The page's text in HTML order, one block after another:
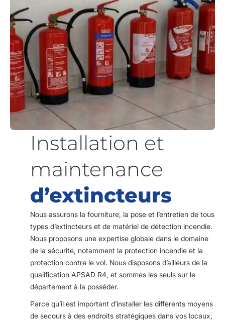
Installation et
maintenance
d’extincteurs
Nous assurons la fourniture, la pose et l’entretien de tous
types d’extincteurs et de matériel de détection incendie.
Nous proposons une expertise globale dans le domaine
de la sécurité, notamment la protection incendie et la
protection contre le vol. Nous disposons d’ailleurs de la
qualification APSAD R4, et sommes les seuls sur le
département à la posséder.
Parce qu’il est important d’installer les différents moyens
de secours à des endroits stratégiques dans vos locaux,